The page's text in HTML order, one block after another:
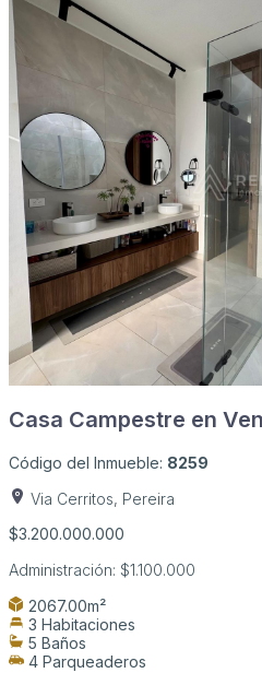
Casa Campestre en
Código del Inmueble: 8259
Via Cerritos, Pereira
$3.200.000.000
Administración: $1.100.000
2067.00m²
3 Habitaciones
5 Baños
4 Parqueaderos